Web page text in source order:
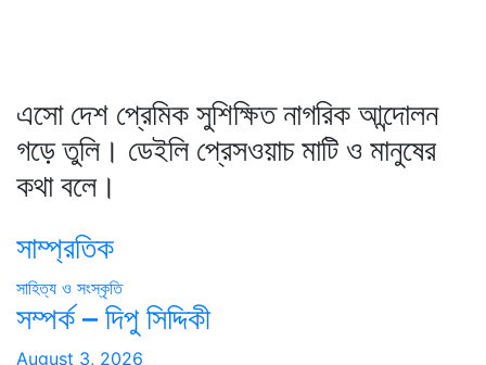
এসো দেশ প্রেমিক সুশিক্ষিত নাগরিক আন্দোলন
গড়ে তুলি। ডেইলি প্রেসওয়াচ মাটি ও মানুষের
কথা বলে।
সাম্প্রতিক
সাহিত্য ও সংস্কৃতি
সম্পর্ক – দিপু সিদ্দিকী
August 3, 2026